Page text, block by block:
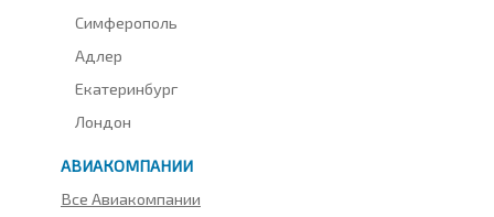
Симферополь
Адлер
Екатеринбург
Лондон
АВИАКОМПАНИИ
Все Авиакомпании